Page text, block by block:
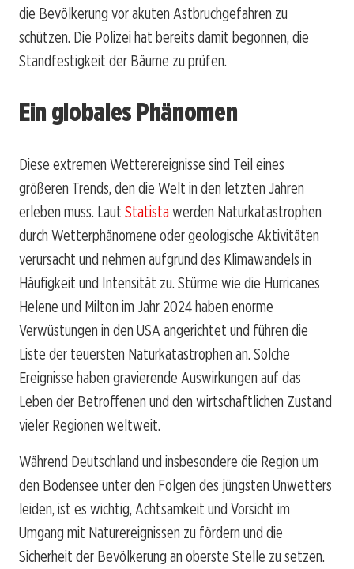
die Bevölkerung vor akuten Astbruchgefahren zu
schützen. Die Polizei hat bereits damit begonnen, die
Standfestigkeit der Bäume zu prüfen.
Ein globales Phänomen
Diese extremen Wetterereignisse sind Teil eines
größeren Trends, den die Welt in den letzten Jahren
erleben muss. Laut Statista werden Naturkatastrophen
durch Wetterphänomene oder geologische Aktivitäten
verursacht und nehmen aufgrund des Klimawandels in
Häufigkeit und Intensität zu. Stürme wie die Hurricanes
Helene und Milton im Jahr 2024 haben enorme
Verwüstungen in den USA angerichtet und führen die
Liste der teuersten Naturkatastrophen an. Solche
Ereignisse haben gravierende Auswirkungen auf das
Leben der Betroffenen und den wirtschaftlichen Zustand
vieler Regionen weltweit.
Während Deutschland und insbesondere die Region um
den Bodensee unter den Folgen des jüngsten Unwetters
leiden, ist es wichtig, Achtsamkeit und Vorsicht im
Umgang mit Naturereignissen zu fördern und die
Sicherheit der Bevölkerung an oberste Stelle zu setzen.